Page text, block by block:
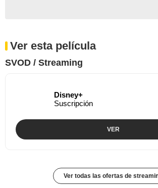
Ver esta película
SVOD / Streaming
Disney+
Suscripción
VER
Ver todas las ofertas de